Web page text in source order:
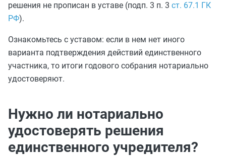
решения не прописан в уставе (подп. 3 п. 3 ст. 67.1 ГК
РФ).
Ознакомьтесь с уставом: если в нем нет иного
варианта подтверждения действий единственного
участника, то итоги годового собрания нотариально
удостоверяют.
Нужно ли нотариально
удостоверять решения
единственного учредителя?